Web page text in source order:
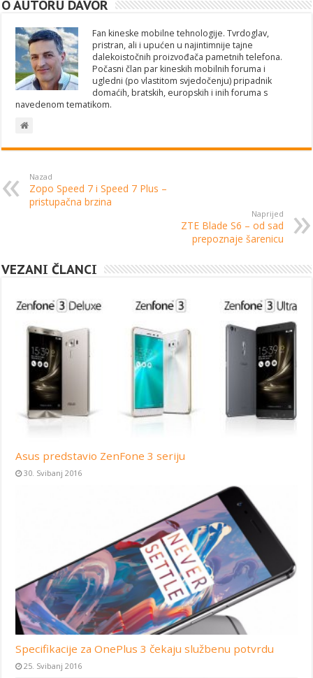
O AUTORU DAVOR
Fan kineske mobilne tehnologije. Tvrdoglav,
pristran, ali i upućen u najintimnije tajne
dalekoistočnih proizvođača pametnih telefona.
Počasni član par kineskih mobilnih foruma i
ugledni (po vlastitom svjedočenju) pripadnik
domaćih, bratskih, europskih i inih foruma s
navedenom tematikom.
Nazad
Zopo Speed 7 i Speed 7 Plus –
pristupačna brzina
Naprijed
ZTE Blade S6 – od sad
prepoznaje šarenicu
VEZANI ČLANCI
Asus predstavio ZenFone 3 seriju
30. Svibanj 2016
Specifikacije za OnePlus 3 čekaju službenu potvrdu
25. Svibanj 2016